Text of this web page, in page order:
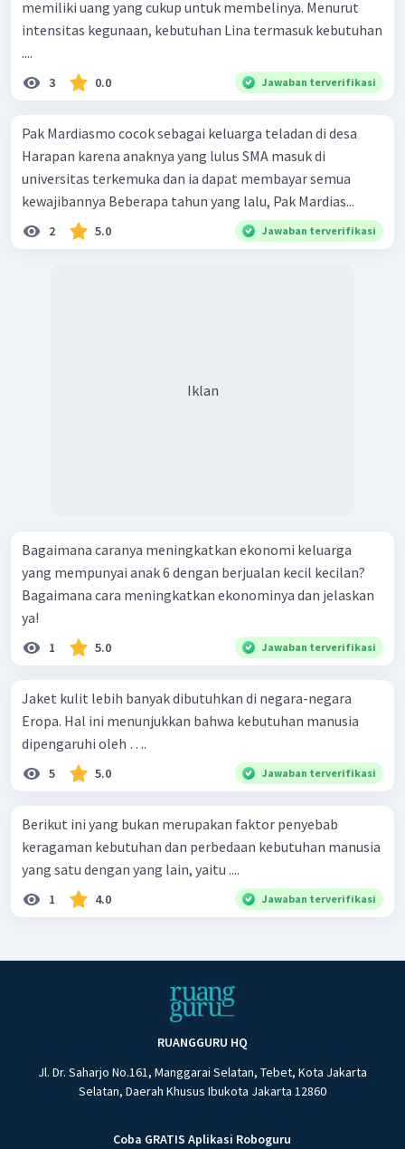
memiliki uang yang cukup untuk membelinya. Menurut
intensitas kegunaan, kebutuhan Lina termasuk kebutuhan
....
3 0.0 Jawaban terverifikasi
Pak Mardiasmo cocok sebagai keluarga teladan di desa
Harapan karena anaknya yang lulus SMA masuk di
universitas terkemuka dan ia dapat membayar semua
kewajibannya Beberapa tahun yang lalu, Pak Mardias...
2 5.0 Jawaban terverifikasi
Iklan
Bagaimana caranya meningkatkan ekonomi keluarga
yang mempunyai anak 6 dengan berjualan kecil kecilan?
Bagaimana cara meningkatkan ekonominya dan jelaskan
ya!
1 5.0 Jawaban terverifikasi
Jaket kulit lebih banyak dibutuhkan di negara-negara
Eropa. Hal ini menunjukkan bahwa kebutuhan manusia
dipengaruhi oleh ….
5 5.0 Jawaban terverifikasi
Berikut ini yang bukan merupakan faktor penyebab
keragaman kebutuhan dan perbedaan kebutuhan manusia
yang satu dengan yang lain, yaitu ....
1 4.0 Jawaban terverifikasi
RUANGGURU HQ
Jl. Dr. Saharjo No.161, Manggarai Selatan, Tebet, Kota Jakarta
Selatan, Daerah Khusus Ibukota Jakarta 12860
Coba GRATIS Aplikasi Roboguru